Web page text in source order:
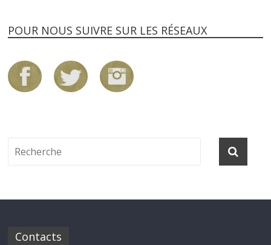
POUR NOUS SUIVRE SUR LES RÉSEAUX
Contacts